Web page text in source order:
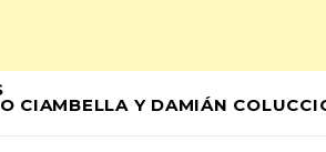
CIAMBELLA Y DAMIÁN